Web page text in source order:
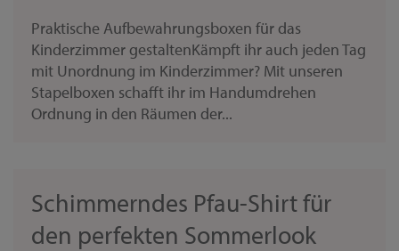
Praktische Aufbewahrungsboxen für das
Kinderzimmer gestaltenKämpft ihr auch jeden Tag
mit Unordnung im Kinderzimmer? Mit unseren
Stapelboxen schafft ihr im Handumdrehen
Ordnung in den Räumen der...
Schimmerndes Pfau-Shirt für
den perfekten Sommerlook